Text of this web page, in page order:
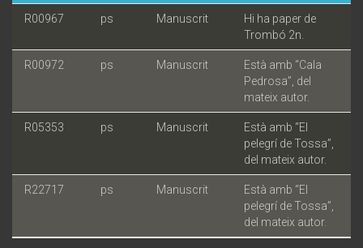
R00967 ps Manuscrit
Hi ha paper de
Trombó 2n.
R00972 ps Manuscrit
Està amb “Cala
Pedrosa”, del
mateix autor.
R05353 ps Manuscrit
Està amb “El
pelegrí de Tossa”,
del mateix autor.
R22717 ps Manuscrit
Està amb “El
pelegrí de Tossa”,
del mateix autor.